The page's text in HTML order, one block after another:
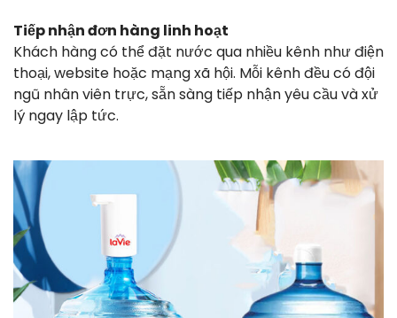
Tiếp nhận đơn hàng linh hoạt
Khách hàng có thể đặt nước qua nhiều kênh như điện
thoại, website hoặc mạng xã hội. Mỗi kênh đều có đội
ngũ nhân viên trực, sẵn sàng tiếp nhận yêu cầu và xử
lý ngay lập tức.